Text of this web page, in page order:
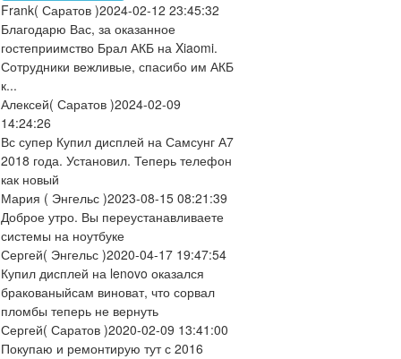
Frank( Саратов )2024-02-12 23:45:32
Благодарю Вас, за оказанное
гостеприимство Брал АКБ на Xiaomi.
Сотрудники вежливые, спасибо им АКБ
к...
Алексей( Саратов )2024-02-09
14:24:26
Вс супер Купил дисплей на Самсунг А7
2018 года. Установил. Теперь телефон
как новый
Мария ( Энгельс )2023-08-15 08:21:39
Доброе утро. Вы переустанавливаете
системы на ноутбуке
Сергей( Энгельс )2020-04-17 19:47:54
Купил дисплей на lenovo оказался
бракованыйсам виноват, что сорвал
пломбы теперь не вернуть
Сергей( Саратов )2020-02-09 13:41:00
Покупаю и ремонтирую тут с 2016